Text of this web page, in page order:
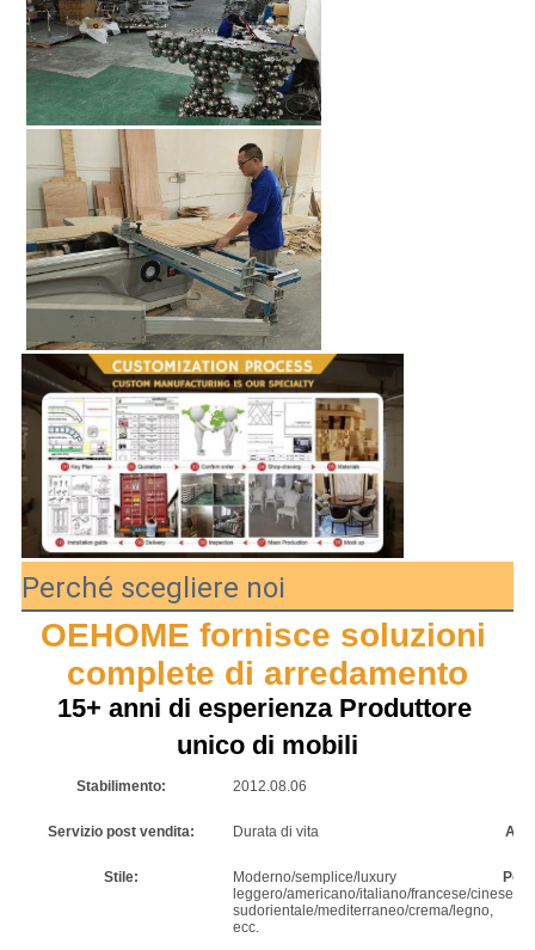
Perché scegliere noi
OEHOME fornisce soluzioni
complete di arredamento
15+ anni di esperienza Produttore
unico di mobili
Stabilimento: 2012.08.06
Servizio post vendita: Durata di vita
Stile:
Moderno/semplice/luxury
leggero/americano/italiano/francese/cinese/
sudorientale/mediterraneo/crema/legno,
ecc.